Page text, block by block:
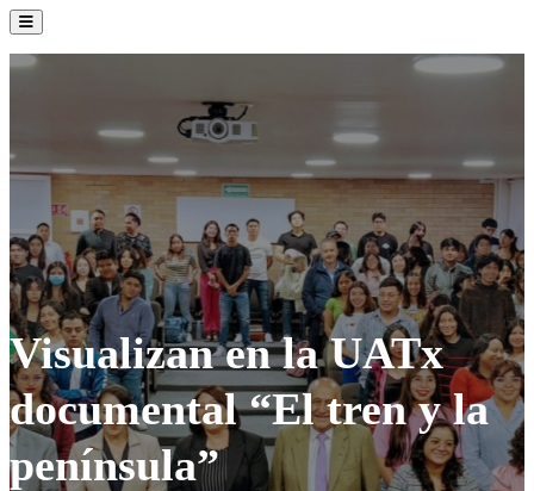
Servicios
Visualizan en la UATx
documental “El tren y la
península”